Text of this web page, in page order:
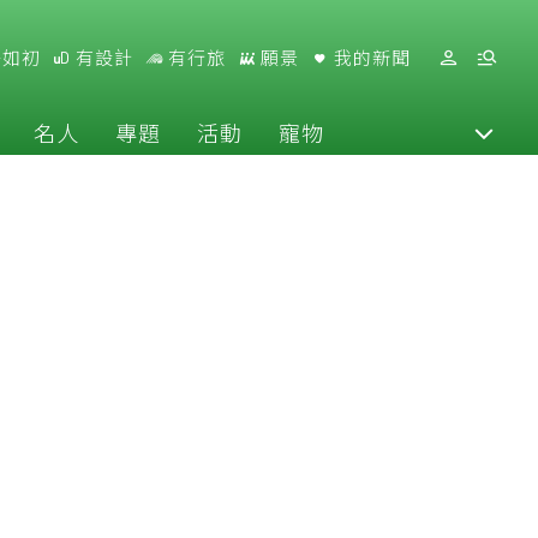
初 有設計 有行旅 願景 我的新聞
名人 專題 活動 寵物